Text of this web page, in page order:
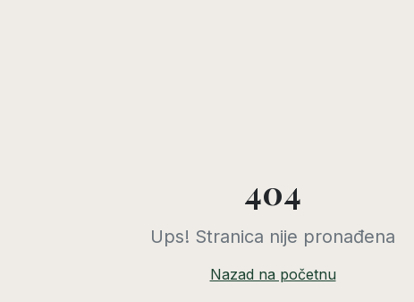
404
Ups! Stranica nije pronađena
Nazad na početnu